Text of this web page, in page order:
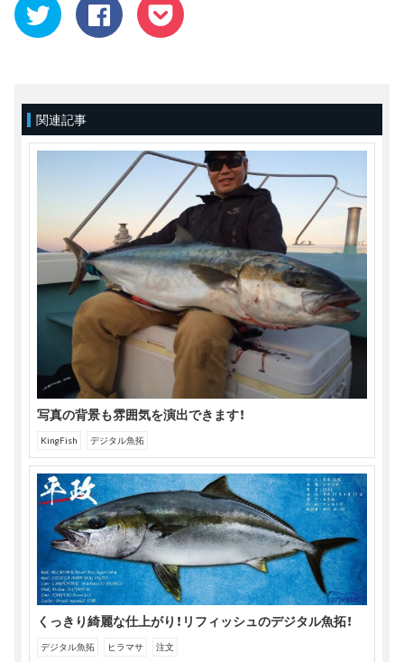
ク
リ
ッ
ク
有
(新
し
い
ウ
す)
Facebook
で
共
有
リ
し
て
さ
い
い
ウ
ィ
ン
ド
ウ
で
開
き
す)
ク
リ
ッ
ク
ェ
し
い
ウ
ィ
ン
ド
ウ
で
開
き
ま
す)
関連記事
写真の背景も雰囲気を演出できます！
KingFish デジタル魚拓
くっきり綺麗な仕上がり！リフィッシュのデジタル魚拓！
デジタル魚拓 ヒラマサ 注文